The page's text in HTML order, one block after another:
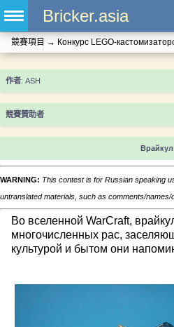
Bricker.asia
競賽項目 → Конкурс LEGO-
競賽贊助者
Врайкул
WARNING: This contest is for Russian speaking
untranslated materials, such as comments/names/
Во вселенной WarCraft,
многочисленных рас,
культурой и бытом они